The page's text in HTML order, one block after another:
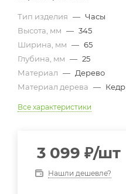
Тип изделия — Часы
Высота, мм — 345
Ширина, мм — 65
Глубина, мм — 25
Материал — Дерево
Материал дерева — Кедр
Все характеристики
3 099 ₽/шт
Нашли дешевле?